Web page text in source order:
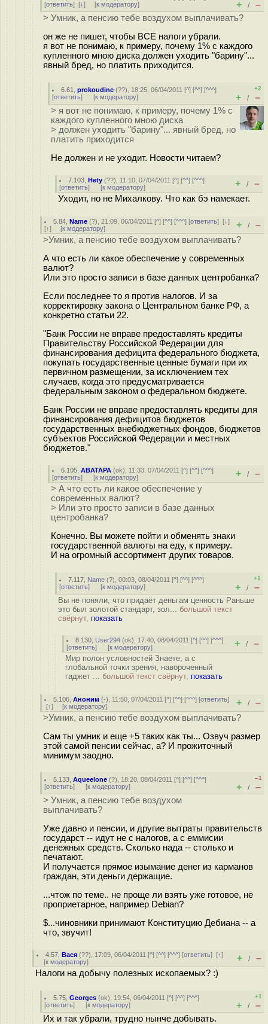
[ответить] [↓] [к модератору] + / –
> Умник, а пенсию тебе воздухом выплачивать?
он же не пишет, чтобы ВСЕ налоги убрали.
я вот не понимаю, к примеру, почему 1% с каждого
купленного мною диска должен уходить "барину"...
явный бред, но платить приходится.
6.61 ,prokoudine (??), 18:25, 06/04/2011 [^] [^^] [^^^]
[ответить] [к модератору]
+2
+ / –
> я вот не понимаю, к примеру, почему 1% с
каждого купленного мною диска
> должен уходить "барину"... явный бред, но
платить приходится
Не должен и не уходит. Новости читаем?
7.103 ,Hety (??), 11:10, 07/04/2011 [^] [^^] [^^^]
[ответить] [к модератору] + / –
Уходит, но не Михалкову. Что как бэ намекает.
5.84 ,Name (?), 21:09, 06/04/2011 [^] [^^] [^^^] [ответить][↓]
[↑] [к модератору] + / –
>Умник, а пенсию тебе воздухом выплачивать?
А что есть ли какое обеспечение у современных
валют?
Или это просто записи в базе данных центробанка?
Если последнее то я против налогов. И за
корректировку закона о Центральном банке РФ, а
конкретно статьи 22.
"Банк России не вправе предоставлять кредиты
Правительству Российской Федерации для
финансирования дефицита федерального бюджета,
покупать государственные ценные бумаги при их
первичном размещении, за исключением тех
случаев, когда это предусматривается
федеральным законом о федеральном бюджете.
Банк России не вправе предоставлять кредиты для
финансирования дефицитов бюджетов
государственных внебюджетных фондов, бюджетов
субъектов Российской Федерации и местных
бюджетов."
6.105 ,ABATAPA (ok), 11:33, 07/04/2011 [^] [^^] [^^^]
[ответить] [к модератору] + / –
> А что есть ли какое обеспечение у
современных валют?
> Или это просто записи в базе данных
центробанка?
Конечно. Вы можете пойти и обменять знаки
государственной валюты на еду, к примеру.
И на огромный ассортимент других товаров.
7.117 Name (?), 00:03, 08/04/2011 [^] [^^] [^^^]
[ответить] [к модератору]
+1
+ / –
Вы не поняли, что придаёт деньгам ценность Раньше
это был золотой стандарт, зол... большой текст
свёрнут, показать
8.130 User294 (ok), 17:40, 08/04/2011 [^] [^^] [^^^]
[ответить] [к модератору] + / –
Мир полон условностей Знаете, а с
глобальной точки зрения, навороченный
гаджет ... большой текст свёрнут, показать
5.106 ,Аноним (-), 11:50, 07/04/2011 [^] [^^] [^^^] [ответить]
[↑] [к модератору] + / –
>Умник, а пенсию тебе воздухом выплачивать?
Сам ты умник и еще +5 таких как ты... Озвуч размер
этой самой пенсии сейчас, а? И прожиточный
минимум заодно.
5.133 ,Aqueelone (?), 18:20, 08/04/2011 [^] [^^] [^^^]
[ответить] [к модератору]
–1
+ / –
> Умник, а пенсию тебе воздухом
выплачивать?
Уже давно и пенсии, и другие вытраты правительств
государст -- идут не с налогов, а с еммисии
денежных средств. Сколько нада -- столько и
печатают.
И получается прямое изымание денег из карманов
граждан, эти деньги держащие.
...чтож по теме.. не проще ли взять уже готовое, не
проприетарное, например Debian?
$...чиновники принимают Конституцию Дебиана -- а
что, звучит!
4.57 ,Вася (??), 17:09, 06/04/2011 [^] [^^] [^^^] [ответить][↑]
[к модератору] + / –
Налоги на добычу полезных ископаемых? :)
5.75 ,Georges (ok), 19:54, 06/04/2011 [^] [^^] [^^^]
[ответить] [к модератору]
+1
+ / –
Их и так убрали, трудно нынче добывать.